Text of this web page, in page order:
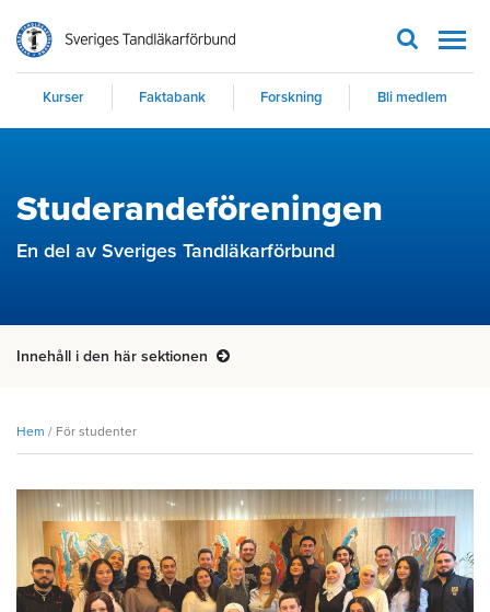
Kurser Faktabank Forskning Bli medlem
Studerandeföreningen
En del av Sveriges Tandläkarförbund
Innehåll i den här sektionen
Hem / För studenter